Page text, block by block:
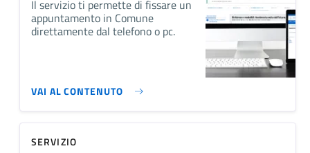
Il servizio ti permette di fissare un
appuntamento in Comune
direttamente dal telefono o pc.
VAI AL CONTENUTO
SERVIZIO